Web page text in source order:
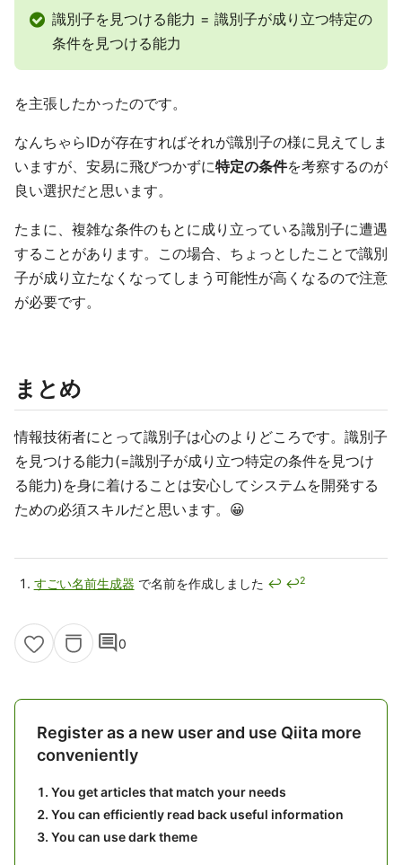
識別子を見つける能力 = 識別子が成り立つ特定の
条件を見つける能力
を主張したかったのです。
なんちゃらIDが存在すればそれが識別子の様に見えてしま
いますが、安易に飛びつかずに特定の条件を考察するのが
良い選択だと思います。
たまに、複雑な条件のもとに成り立っている識別子に遭遇
することがあります。この場合、ちょっとしたことで識別
子が成り立たなくなってしまう可能性が高くなるので注意
が必要です。
まとめ
情報技術者にとって識別子は心のよりどころです。識別子
を見つける能力(=識別子が成り立つ特定の条件を見つけ
る能力)を身に着けることは安心してシステムを開発する
ための必須スキルだと思います。😀
すごい名前生成器 で名前を作成しました ↩ ↩2
comment0
Register as a new user and use Qiita more
conveniently
You get articles that match your needs
You can efficiently read back useful information
You can use dark theme